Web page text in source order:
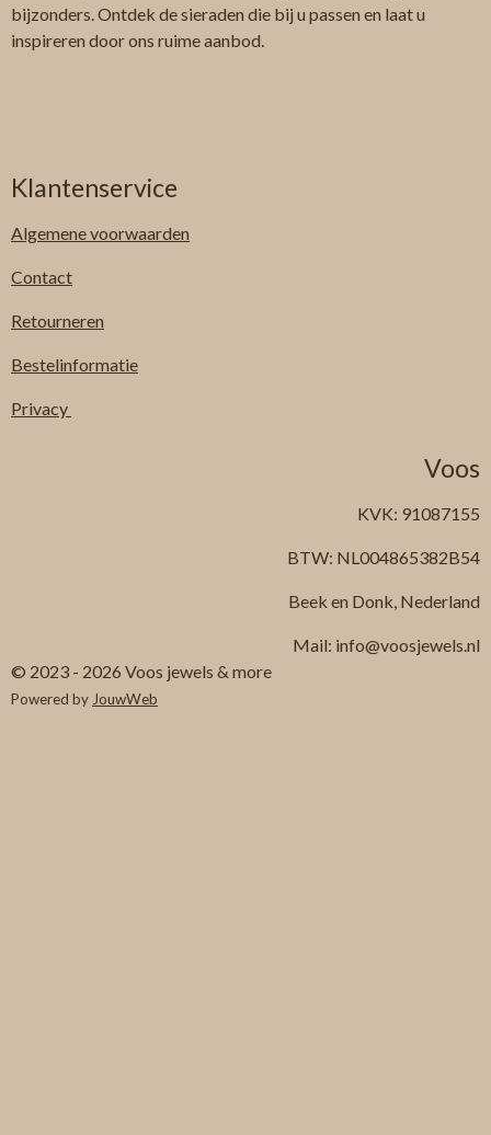
bijzonders. Ontdek de sieraden die bij u passen en laat u
inspireren door ons ruime aanbod.
Klantenservice
Algemenevoorwaarden
Contact
Retourneren
Bestelinformatie
Privacy
Voos
KVK: 91087155
BTW: NL004865382B54
Beek en Donk, Nederland
Mail: info@voosjewels.nl
© 2023 - 2026 Voos jewels & more
Powered byJouwWeb